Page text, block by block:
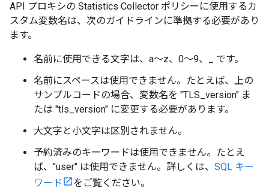
API プロキシの Statistics Collector ポリシーに使用するカ
スタム変数名は、次のガイドラインに準拠する必要があり
ます。
名前に使用できる文字は、a～z、0～9、_ です。
名前にスペースは使用できません。たとえば、上の
サンプルコードの場合、変数名を "TLS_version" ま
たは "tls_version" に変更する必要があります。
大文字と小文字は区別されません。
予約済みのキーワードは使用できません。たとえ
ば、"user" は使用できません。詳しくは、 SQL キー
ワード
をご覧ください。